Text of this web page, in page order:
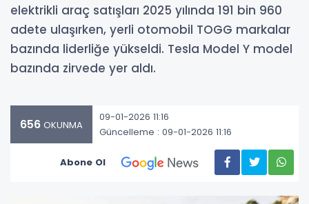
elektrikli araç satışları 2025 yılında 191 bin 960
adete ulaşırken, yerli otomobil TOGG markalar
bazında liderliğe yükseldi. Tesla Model Y model
bazında zirvede yer aldı.
656 OKUNMA
09-01-2026 11:16
Güncelleme : 09-01-2026 11:16
Abone Ol